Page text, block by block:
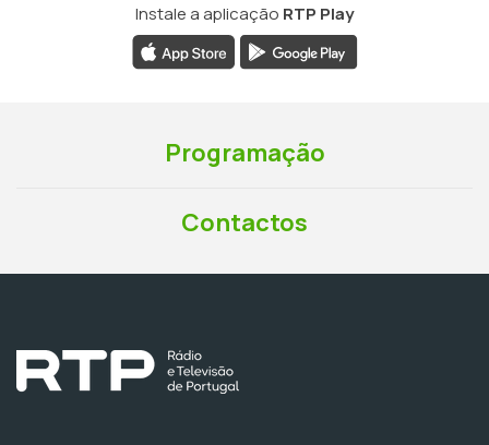
Instale a aplicação RTP Play
Programação
Contactos